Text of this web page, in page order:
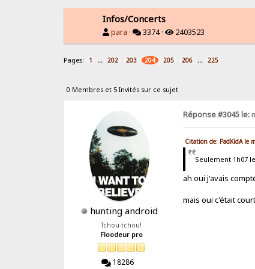
Infos/Concerts
para · 3374 · 2403523
Pages: 1 ... 202 203 204 205 206 ... 225
0 Membres et 5 Invités sur ce sujet
hunting android
Tchou-tchou!
Floodeur pro
18286
Réponse #3045 le:
Citation de: PadKidA le
Seulement 1h07
ah oui j'avais
mais oui c'était